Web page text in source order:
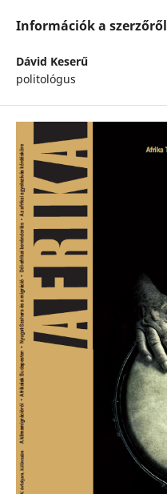
Információk a szerzőről
Dávid Keserű
politológus